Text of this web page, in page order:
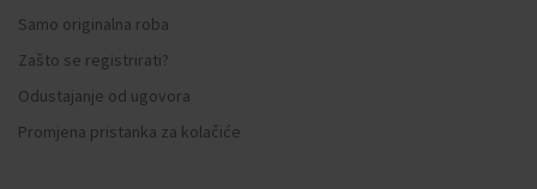
Samo originalna roba
Zašto se registrirati?
Odustajanje od ugovora
Promjena pristanka za kolačiće